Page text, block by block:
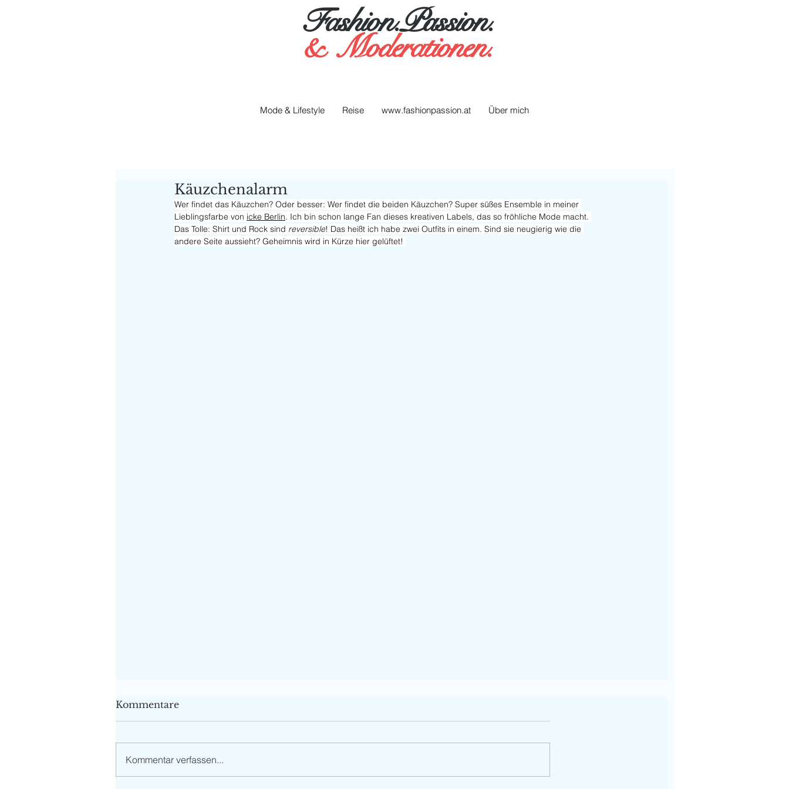
Fashion.Passion.
& Moderationen.
Mode & Lifestyle Reise www.fashionpassion.at Über mich
Käuzchenalarm
Wer findet das Käuzchen? Oder besser: Wer findet die beiden Käuzchen? Super süßes Ensemble in meiner
Lieblingsfarbe von icke Berlin. Ich bin schon lange Fan dieses kreativen Labels, das so fröhliche Mode macht.
Das Tolle: Shirt und Rock sind reversible! Das heißt ich habe zwei Outfits in einem. Sind sie neugierig wie die
andere Seite aussieht? Geheimnis wird in Kürze hier gelüftet!
Kommentare
Kommentar verfassen...